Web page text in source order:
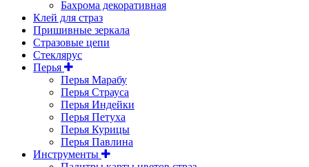
Бахрома декоративная
Клей для страз
Пришивные зеркала
Cтразовые цепи
Стеклярус
Перья
Перья Марабу
Перья Страуса
Перья Индейки
Перья Петуха
Перья Курицы
Перья Павлина
Инструменты